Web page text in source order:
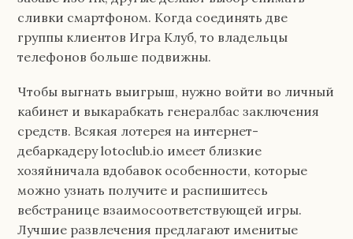
сливки смартфоном. Когда соединять две
группы клиентов Игра Клуб, то владельцы
телефонов больше подвижны.
Чтобы выгнать выигрыш, нужно войти во личный
кабинет и выкарабкать генералбас заключения
средств. Всякая лотерея на интернет-
дебаркадеру lotoclub.io имеет близкие
хозяйничала вдобавок особенности, которые
можно узнать получите и распишитесь
вебстранице взаимосоответствующей игры.
Лучшие развлечения предлагают именитые